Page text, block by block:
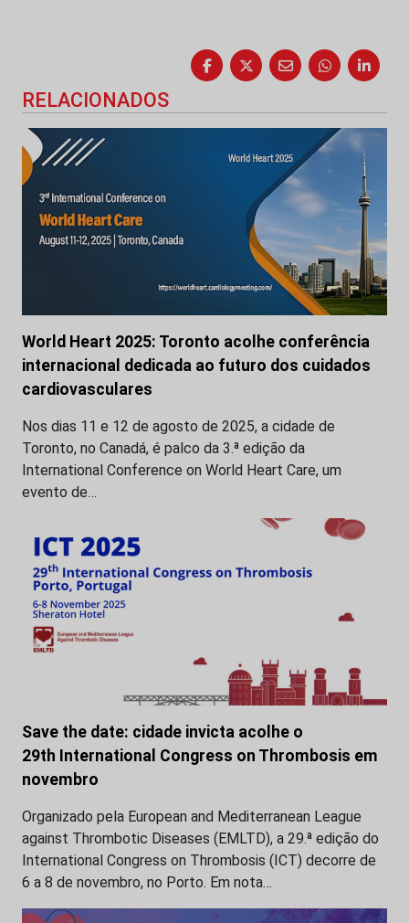
RELACIONADOS
World Heart 2025: Toronto acolhe conferência
internacional dedicada ao futuro dos cuidados
cardiovasculares
Nos dias 11 e 12 de agosto de 2025, a cidade de
Toronto, no Canadá, é palco da 3.ª edição da
International Conference on World Heart Care, um
evento de…
Save the date: cidade invicta acolhe o
29th International Congress on Thrombosis em
novembro
Organizado pela European and Mediterranean League
against Thrombotic Diseases (EMLTD), a 29.ª edição do
International Congress on Thrombosis (ICT) decorre de
6 a 8 de novembro, no Porto. Em nota…